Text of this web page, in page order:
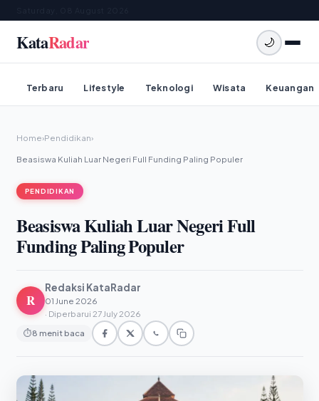
KataRadar 🌙
Terbaru Lifestyle Teknologi Wisata Keuangan
Home›Pendidikan›
Beasiswa Kuliah Luar Negeri Full Funding Paling Populer
PENDIDIKAN
Beasiswa Kuliah Luar Negeri Full
Funding Paling Populer
R
Redaksi KataRadar
01 June 2026
· Diperbarui 27 July 2026
⏱8 menit baca